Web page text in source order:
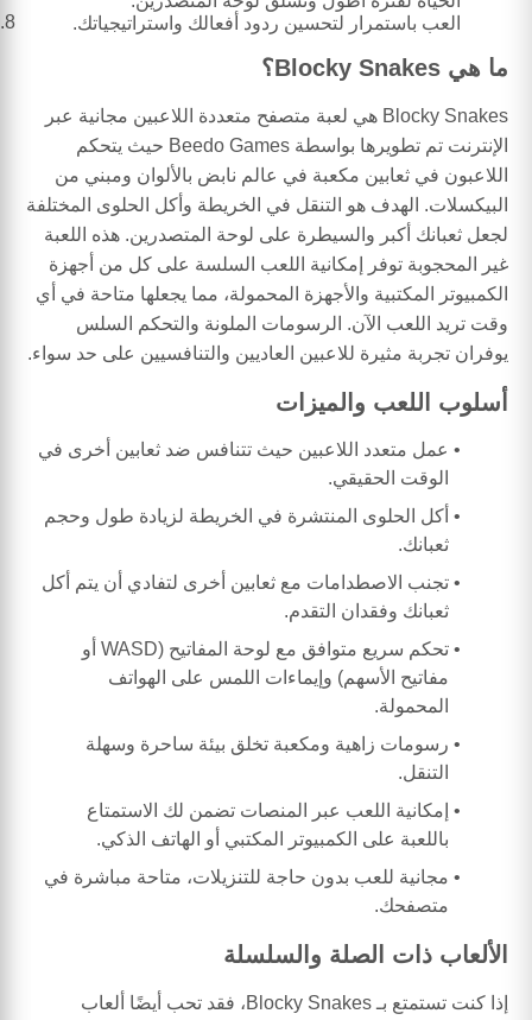
العب باستمرار لتحسين ردود أفعالك واستراتيجياتك.
ما هي Blocky Snakes؟
Blocky Snakes هي لعبة متصفح متعددة اللاعبين مجانية عبر
الإنترنت تم تطويرها بواسطة Beedo Games حيث يتحكم
اللاعبون في ثعابين مكعبة في عالم نابض بالألوان ومبني من
البيكسلات. الهدف هو التنقل في الخريطة وأكل الحلوى المختلفة
لجعل ثعبانك أكبر والسيطرة على لوحة المتصدرين. هذه اللعبة
غير المحجوبة توفر إمكانية اللعب السلسة على كل من أجهزة
الكمبيوتر المكتبية والأجهزة المحمولة، مما يجعلها متاحة في أي
وقت تريد اللعب الآن. الرسومات الملونة والتحكم السلس
يوفران تجربة مثيرة للاعبين العاديين والتنافسيين على حد سواء.
أسلوب اللعب والميزات
عمل متعدد اللاعبين حيث تتنافس ضد ثعابين أخرى في
الوقت الحقيقي.
أكل الحلوى المنتشرة في الخريطة لزيادة طول وحجم
ثعبانك.
تجنب الاصطدامات مع ثعابين أخرى لتفادي أن يتم أكل
ثعبانك وفقدان التقدم.
تحكم سريع متوافق مع لوحة المفاتيح (WASD أو
مفاتيح الأسهم) وإيماءات اللمس على الهواتف
المحمولة.
رسومات زاهية ومكعبة تخلق بيئة ساحرة وسهلة
التنقل.
إمكانية اللعب عبر المنصات تضمن لك الاستمتاع
باللعبة على الكمبيوتر المكتبي أو الهاتف الذكي.
مجانية للعب بدون حاجة للتنزيلات، متاحة مباشرة في
متصفحك.
الألعاب ذات الصلة والسلسلة
إذا كنت تستمتع بـ Blocky Snakes، فقد تحب أيضًا ألعاب